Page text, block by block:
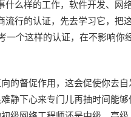
么样的工作，软件开发、网
行的认证，先去学习它，
个这样的认证，在不影响
的督促作用，这会促使你去自
静下心来专门儿再抽时间能